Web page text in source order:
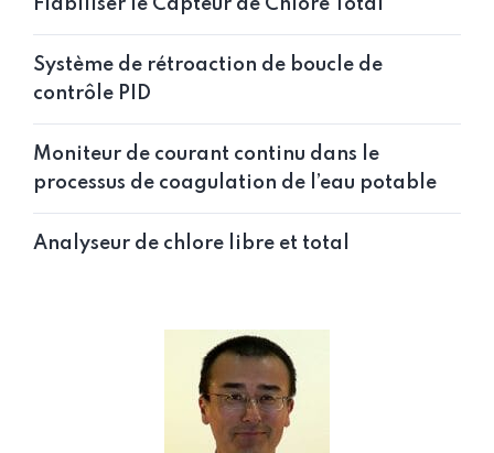
Fiabiliser le Capteur de Chlore Total
Système de rétroaction de boucle de
contrôle PID
Moniteur de courant continu dans le
processus de coagulation de l’eau potable
Analyseur de chlore libre et total